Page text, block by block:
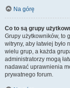
Na górę
Co to są grupy
Grupy użytkowników, to
witryny, aby łatwiej
wielu grup, a każda
administratorzy mogą
nadawać uprawnienia
prywatnego forum.